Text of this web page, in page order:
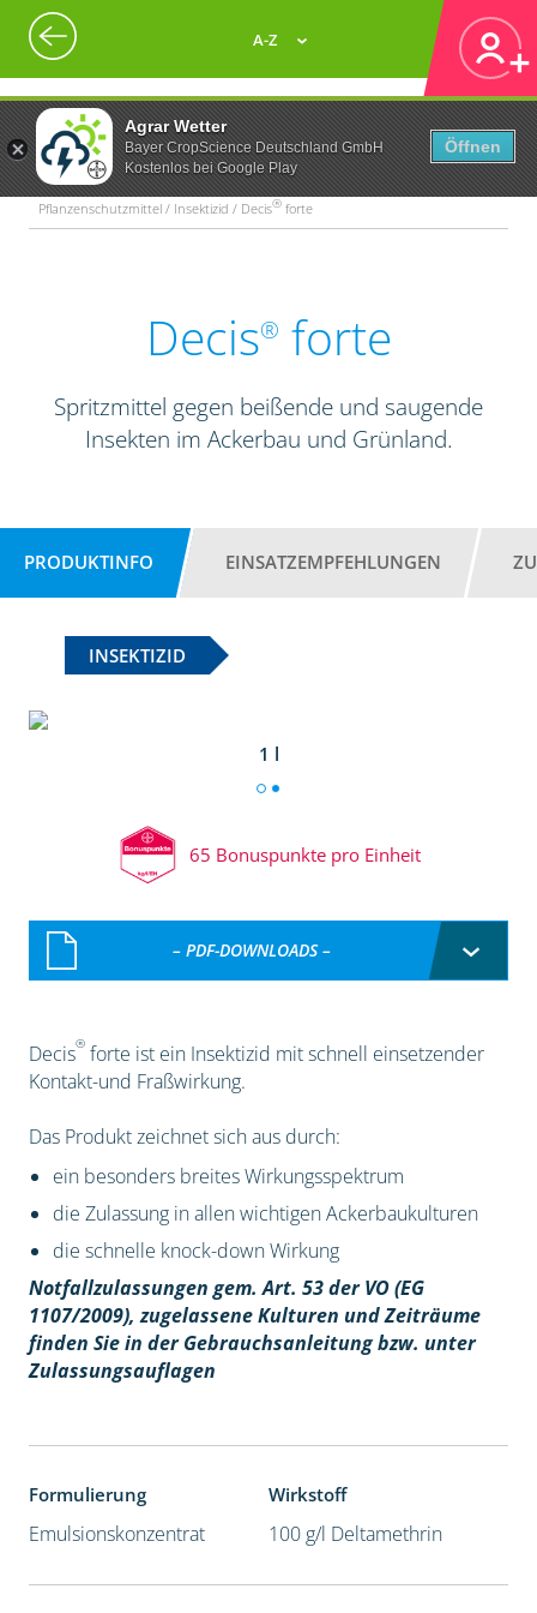
Agrar Wetter
Bayer CropScience Deutschland GmbH
Kostenlos bei Google Play
Öffnen
A-Z
Pflanzenschutzmittel / Insektizid / Decis® forte
Decis® forte
Spritzmittel gegen beißende und saugende
Insekten im Ackerbau und Grünland.
PRODUKTINFO EINSATZEMPFEHLUNGEN
INSEKTIZID
1 l
65 Bonuspunkte pro Einheit
– PDF-DOWNLOADS –
Decis®forte ist ein Insektizid mit schnell einsetzender
Kontakt-und Fraßwirkung.
Das Produkt zeichnet sich aus durch:
ein besonders breites Wirkungsspektrum
die Zulassung in allen wichtigen Ackerbaukulturen
die schnelle knock-down Wirkung
Notfallzulassungen gem. Art. 53 der VO (EG
1107/2009), zugelassene Kulturen und Zeiträume
finden Sie in der Gebrauchsanleitung bzw. unter
Zulassungsauflagen
Formulierung
Emulsionskonzentrat
Wirkstoff
100 g/l Deltamethrin